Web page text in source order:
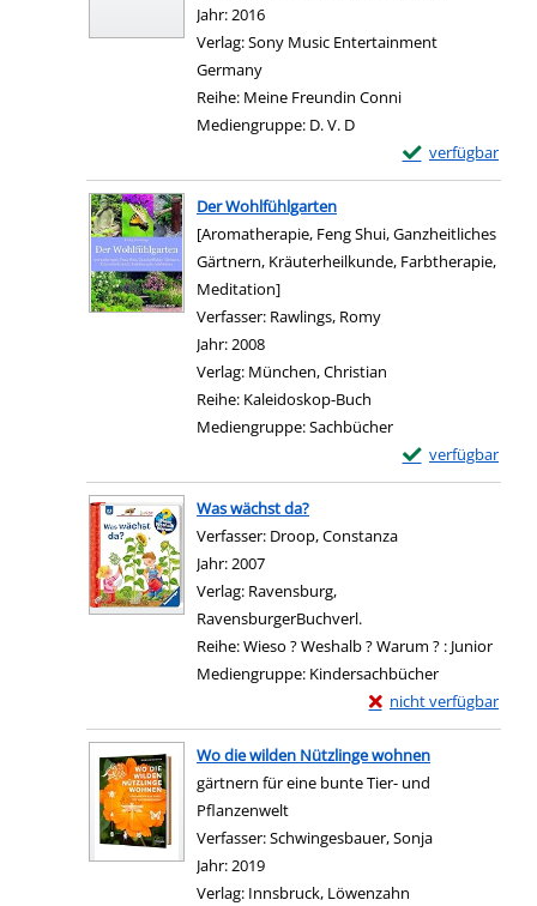
Jahr:2016
Verlag:Sony Music Entertainment
Germany
Reihe: Meine Freundin Conni
Mediengruppe: D. V. D
verfügbar
Exemplar-
Zum Download
Der Wohlfühlgarten
[Aromatherapie, Feng Shui, Ganzheitliches
Gärtnern, Kräuterheilkunde, Farbtherapie,
Meditation]
Verfasser: Rawlings, Romy
Jahr:2008
Verlag: München, Christian
Reihe: Kaleidoskop-Buch
Mediengruppe:Sachbücher
verfügbar
Exemplar-
Zum Download
Was wächst da?
Verfasser: Droop, Constanza
Jahr:2007
Verlag: Ravensburg,
RavensburgerBuchverl.
Reihe:Wieso ? Weshalb ? Warum ? : Junior
Mediengruppe: Kindersachbücher
nicht verfügbar
Exemplar-Details von
Zum Download von
Wo die wilden Nützlinge wohnen
gärtnern für eine bunte Tier- und
Pflanzenwelt
Verfasser:Schwingesbauer, Sonja
Jahr:2019
Verlag: Innsbruck, Löwenzahn